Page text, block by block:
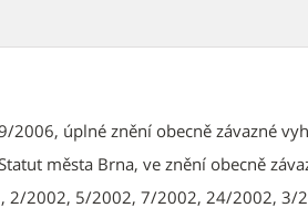
2006, úplné znění obecně závazné
města Brna, ve znění obecně
2/2002, 5/2002, 7/2002, 24/2002, 3/